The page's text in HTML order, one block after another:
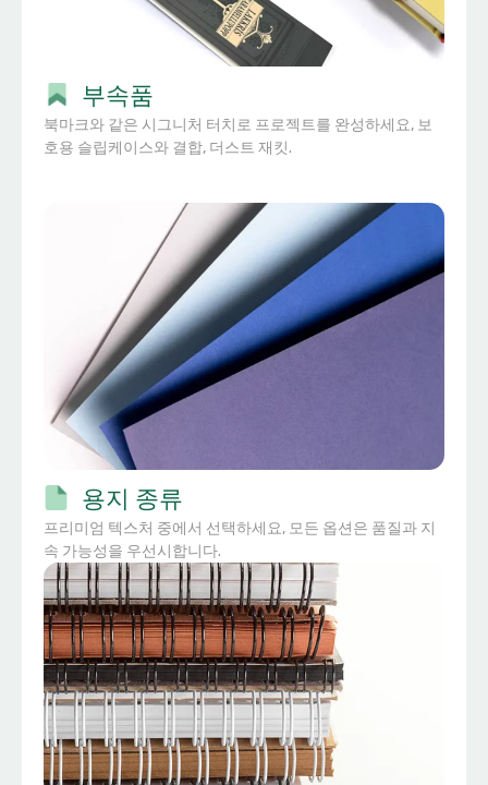
부속품
북마크와 같은 시그니처 터치로 프로젝트를 완성하세요, 보
호용 슬립케이스와 결합, 더스트 재킷.
용지 종류
프리미엄 텍스처 중에서 선택하세요, 모든 옵션은 품질과 지
속 가능성을 우선시합니다.